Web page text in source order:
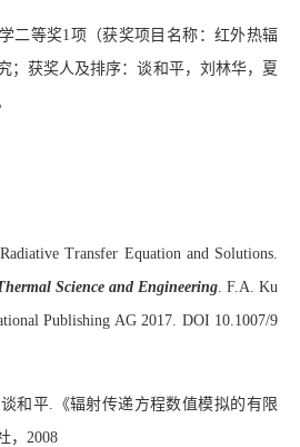
二等奖1项（获奖项目名称：红外热辐
；获奖人及排序：谈和平，刘林华，夏
Transfer Equation and Solutions.
Science and Engineering . F.A. Ku
Publishing AG 2017. DOI 10.1007/9
和平.《辐射传递方程数值模拟的有限
，2008